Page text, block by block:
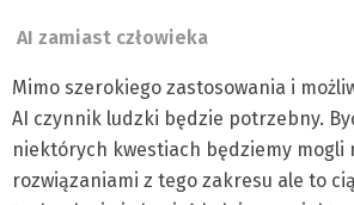
AI zamiast człowieka
Mimo szerokiego zastosowania i
AI czynnik ludzki będzie potrzebny.
niektórych kwestiach będziemy mogli
rozwiązaniami z tego zakresu ale to